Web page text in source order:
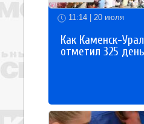
11:14 | 20 июля
Как Каменск-
отметил 325